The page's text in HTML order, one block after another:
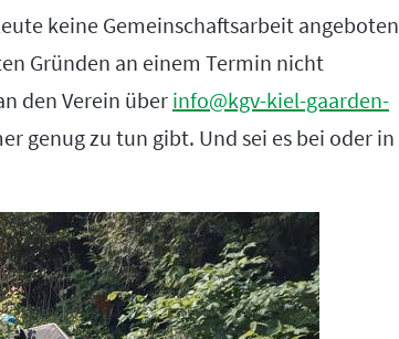
keine Gemeinschaftsarbeit angeboten
Gründen an einem Termin nicht
den Verein überinfo@kgv-kiel-gaarden-
genug zu tun gibt. Und sei es bei oder in